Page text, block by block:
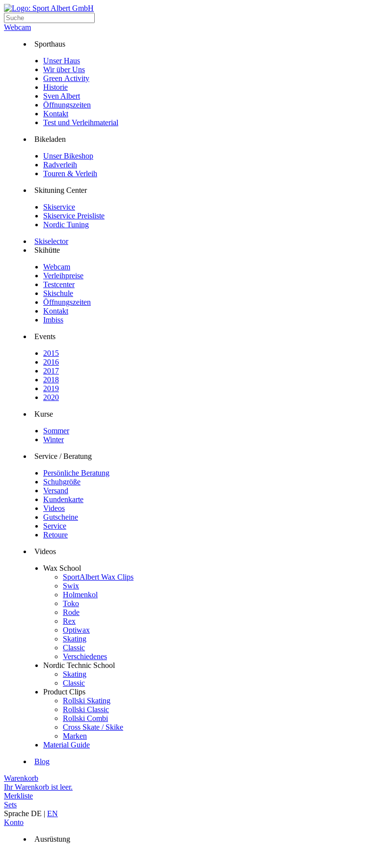
Webcam
Sporthaus
Unser Haus
Wir über Uns
Green Activity
Historie
Sven Albert
Öffnungszeiten
Kontakt
Test und Verleihmaterial
Bikeladen
Unser Bikeshop
Radverleih
Touren & Verleih
Skituning Center
Skiservice
Skiservice Preisliste
Nordic Tuning
Skiselector
Skihütte
Webcam
Verleihpreise
Testcenter
Skischule
Öffnungszeiten
Kontakt
Imbiss
Events
2015
2016
2017
2018
2019
2020
Kurse
Sommer
Winter
Service / Beratung
Persönliche Beratung
Schuhgröße
Versand
Kundenkarte
Videos
Gutscheine
Service
Retoure
Videos
Wax School
SportAlbert Wax Clips
Swix
Holmenkol
Toko
Rode
Rex
Optiwax
Skating
Classic
Verschiedenes
Nordic Technic School
Skating
Classic
Product Clips
Rollski Skating
Rollski Classic
Rollski Combi
Cross Skate / Skike
Marken
Material Guide
Blog
Warenkorb
Ihr Warenkorb ist leer.
Merkliste
Sets
Sprache DE | EN
Konto
Ausrüstung